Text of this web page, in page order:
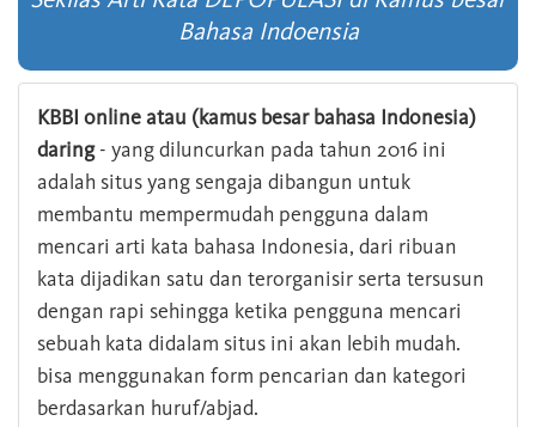
Bahasa Indoensia
KBBI online atau (kamus besar bahasa Indonesia)
daring- yang diluncurkan pada tahun 2016 ini
adalah situs yang sengaja dibangun untuk
membantu mempermudah pengguna dalam
mencari arti kata bahasa Indonesia, dari ribuan
kata dijadikan satu dan terorganisir serta tersusun
dengan rapi sehingga ketika pengguna mencari
sebuah kata didalam situs ini akan lebih mudah.
bisa menggunakan form pencarian dan kategori
berdasarkan huruf/abjad.